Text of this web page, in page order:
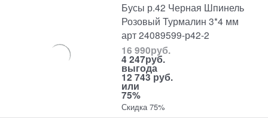
Бусы р.42 Черная Шпинель
Розовый Турмалин 3*4 мм
арт 24089599-р42-2
16 990руб.
4 247руб.
выгода
12 743 руб.
или
75%
Скидка 75%